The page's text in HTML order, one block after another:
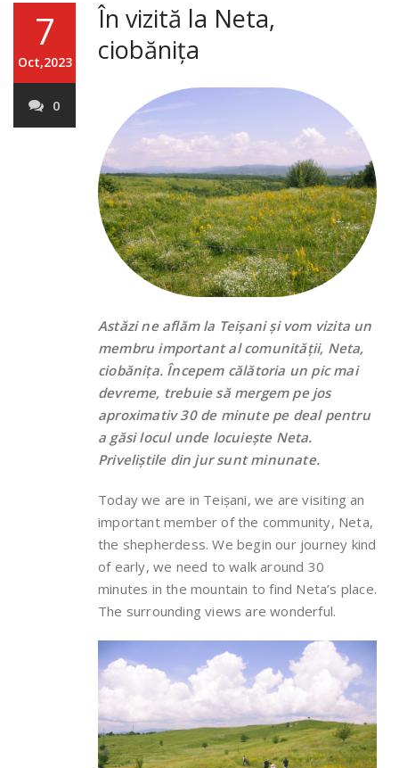
7
Oct,2023
0
În vizită la Neta,
ciobănița
Astăzi ne aflăm la Teișani și vom vizita un
membru important al comunității, Neta,
ciobănița. Începem călătoria un pic mai
devreme, trebuie să mergem pe jos
aproximativ 30 de minute pe deal pentru
a găsi locul unde locuiește Neta.
Priveliștile din jur sunt minunate.
Today we are in Teișani, we are visiting an
important member of the community, Neta,
the shepherdess. We begin our journey kind
of early, we need to walk around 30
minutes in the mountain to find Neta’s place.
The surrounding views are wonderful.